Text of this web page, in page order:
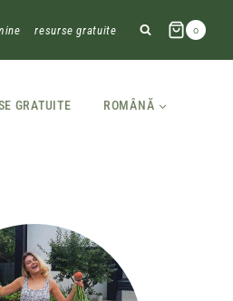
resurse gratuite 0
GRATUITE ROMÂNĂ